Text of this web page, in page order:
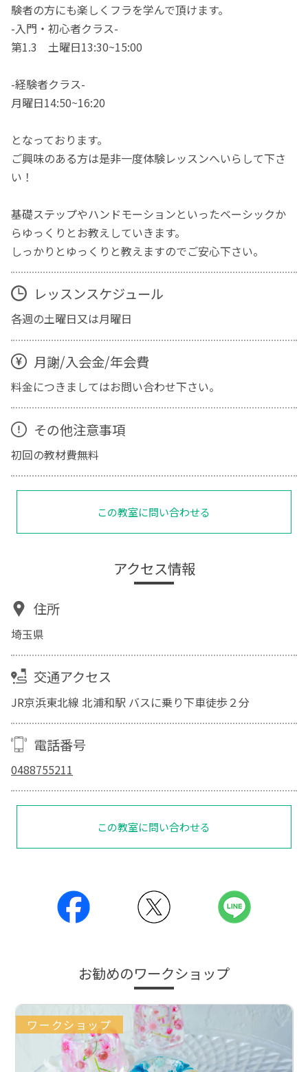
験者の方にも楽しくフラを学んで頂けます。
-入門・初心者クラス-
第1.3 土曜日13:30~15:00
-経験者クラス-
月曜日14:50~16:20
となっております。
ご興味のある方は是非一度体験レッスンへいらして下さ
い！
基礎ステップやハンドモーションといったベーシックか
らゆっくりとお教えしていきます。
しっかりとゆっくりと教えますのでご安心下さい。
レッスンスケジュール
各週の土曜日又は月曜日
月謝/入会金/年会費
料金につきましてはお問い合わせ下さい。
その他注意事項
初回の教材費無料
この教室に問い合わせる
アクセス情報
住所
埼玉県
交通アクセス
JR京浜東北線 北浦和駅 バスに乗り下車徒歩２分
電話番号
0488755211
この教室に問い合わせる
お勧めのワークショップ
ワークショップ